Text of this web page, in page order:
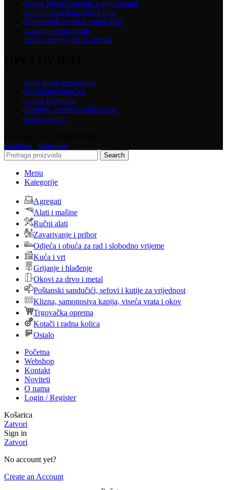
Izrada Master sistema zaključavanja
Samonosiva konzolna kapija
Tegometall servisni centar BiH
Lagani paletni regali
Izrada ramova od al. profila
Opći uvjeti poslovanja
Korištenje kolačića
Uvjeti kupovine
Dostava, povrat i reklamacije
Kako kupiti?
Facebook
Instagram
Search
Menu
Kategorije
Agregati
Alati i mašine
Ručni alati
Zavarivanje i pribor
Odjeća i obuća za rad i slobodno vrijeme
Kuća i vrt
Grijanje i hlađenje
Okovi za drvo i metal
Poštanski sandučići, sefovi i kutije za vrijednost
Klizna, samonosiva kapija, viseća vrata i okov
Trgovačka oprema
Kotači i radna kolica
Ostalo
Početna
Webshop
Kontakt
Noviteti
O nama
Login / Register
Košarica
Zatvori
Sign in
Zatvori
No account yet?
Create an Account